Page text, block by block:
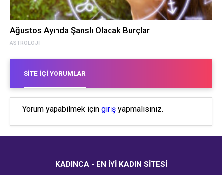
ASTROLOJI
Ağustos Ayında Şanslı Olacak Burçlar
SITE İÇI YORUMLAR
Yorum yapabilmek için giriş yapmalısınız.
KADINCA - EN İYI KADIN SITESI